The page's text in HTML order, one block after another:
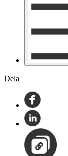
Dela